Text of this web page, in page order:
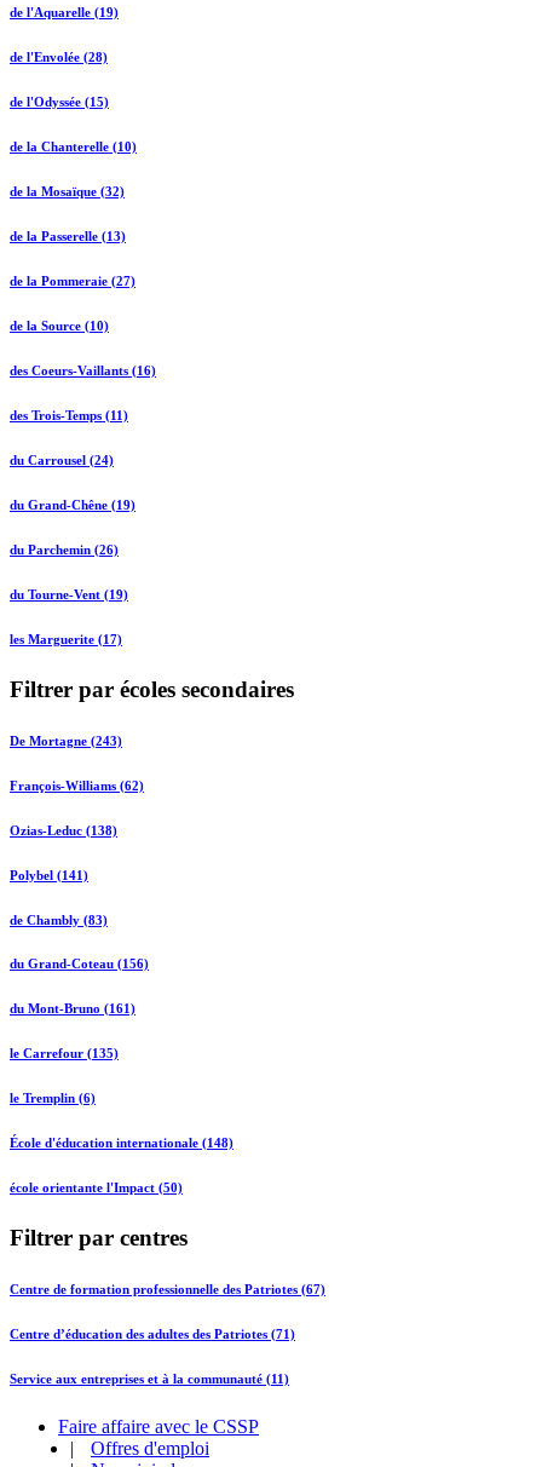
de l'Aquarelle (19)
de l'Envolée (28)
de l'Odyssée (15)
de la Chanterelle (10)
de la Mosaïque (32)
de la Passerelle (13)
de la Pommeraie (27)
de la Source (10)
des Coeurs-Vaillants (16)
des Trois-Temps (11)
du Carrousel (24)
du Grand-Chêne (19)
du Parchemin (26)
du Tourne-Vent (19)
les Marguerite (17)
Filtrer par écoles secondaires
De Mortagne (243)
François-Williams (62)
Ozias-Leduc (138)
Polybel (141)
de Chambly (83)
du Grand-Coteau (156)
du Mont-Bruno (161)
le Carrefour (135)
le Tremplin (6)
École d'éducation internationale (148)
école orientante l'Impact (50)
Filtrer par centres
Centre de formation professionnelle des Patriotes (67)
Centre d’éducation des adultes des Patriotes (71)
Service aux entreprises et à la communauté (11)
Faire affaire avec le CSSP
|
Offres d'emploi